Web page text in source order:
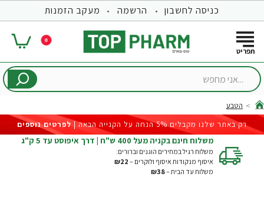
כניסה לחשבון הרשמה מעקב הזמנות
0
...אני
home
הטבע
רק באתר שלנו מקבלים 5% הנחה על הקנייה הבאה |
לפרטים נוספים
משלוח חינם בקניה מעל 400 ש"ח | דרך איפוסט עד 5 ק"ג
משלוח רגיל במחירים הוגנים וברורים:
איסוף מנקודות איסוף ולוקרים – ₪22
משלוח עד הבית –₪38